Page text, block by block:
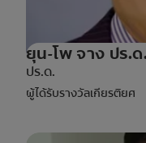
ยุน-โพ จาง ปร.
ปร.ด.
ผู้ได้รับรางวัลเกียรติยศ